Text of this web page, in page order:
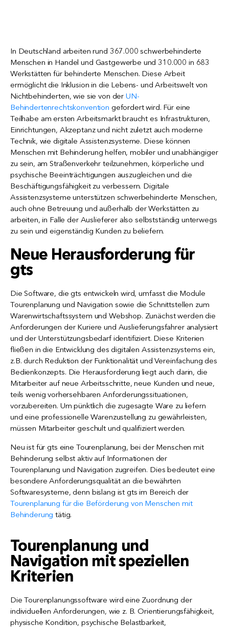
In Deutschland arbeiten rund 367.000 schwerbehinderte
Menschen in Handel und Gastgewerbe und 310.000 in 683
Werkstätten für behinderte Menschen. Diese Arbeit
ermöglicht die Inklusion in die Lebens- und Arbeitswelt von
Nichtbehinderten, wie sie von der UN-
Behindertenrechtskonvention gefordert wird. Für eine
Teilhabe am ersten Arbeitsmarkt braucht es Infrastrukturen,
Einrichtungen, Akzeptanz und nicht zuletzt auch moderne
Technik, wie digitale Assistenzsysteme. Diese können
Menschen mit Behinderung helfen, mobiler und unabhängiger
zu sein, am Straßenverkehr teilzunehmen, körperliche und
psychische Beeinträchtigungen auszugleichen und die
Beschäftigungsfähigkeit zu verbessern. Digitale
Assistenzsysteme unterstützen schwerbehinderte Menschen,
auch ohne Betreuung und außerhalb der Werkstätten zu
arbeiten, in Falle der Auslieferer also selbstständig unterwegs
zu sein und eigenständig Kunden zu beliefern.
Neue Herausforderung für
gts
Die Software, die gts entwickeln wird, umfasst die Module
Tourenplanung und Navigation sowie die Schnittstellen zum
Warenwirtschaftssystem und Webshop. Zunächst werden die
Anforderungen der Kuriere und Auslieferungsfahrer analysiert
und der Unterstützungsbedarf identifiziert. Diese Kriterien
fließen in die Entwicklung des digitalen Assistenzsystems ein,
z.B. durch Reduktion der Funktionalität und Vereinfachung des
Bedienkonzepts. Die Herausforderung liegt auch darin, die
Mitarbeiter auf neue Arbeitsschritte, neue Kunden und neue,
teils wenig vorhersehbaren Anforderungssituationen,
vorzubereiten. Um pünktlich die zugesagte Ware zu liefern
und eine professionelle Warenzustellung zu gewährleisten,
müssen Mitarbeiter geschult und qualifiziert werden.
Neu ist für gts eine Tourenplanung, bei der Menschen mit
Behinderung selbst aktiv auf Informationen der
Tourenplanung und Navigation zugreifen. Dies bedeutet eine
besondere Anforderungsqualität an die bewährten
Softwaresysteme, denn bislang ist gts im Bereich der
Tourenplanung für die Beförderung von Menschen mit
Behinderung tätig.
Tourenplanung und
Navigation mit speziellen
Kriterien
Die Tourenplanungssoftware wird eine Zuordnung der
individuellen Anforderungen, wie z. B. Orientierungsfähigkeit,
physische Kondition, psychische Belastbarkeit,